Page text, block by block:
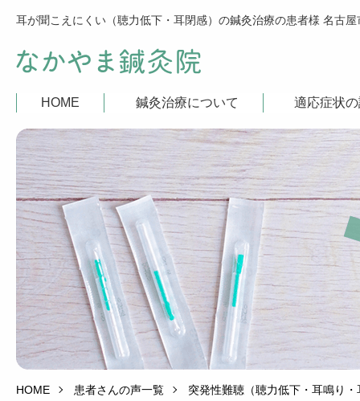
HOME 鍼灸治療について 適応症状
HOME 患者さんの声一覧 突発性難聴（聴力低下・耳鳴り